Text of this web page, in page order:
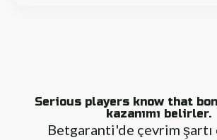
Serious players know that
kazanımı belirler.
Betgaranti'de çevrim